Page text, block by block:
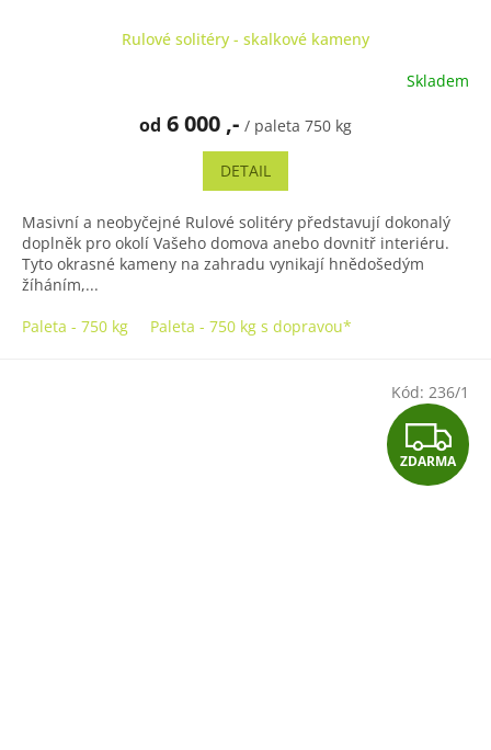
Rulové solitéry - skalkové kameny
hvězdiček.
Skladem
od 6 000 ,- / paleta 750 kg
DETAIL
Masivní a neobyčejné Rulové solitéry představují dokonalý
doplněk pro okolí Vašeho domova anebo dovnitř interiéru.
Tyto okrasné kameny na zahradu vynikají hnědošedým
žíháním,...
Paleta - 750 kg
Paleta - 750 kg s dopravou*
Z
D
ZDARMA
Kód: 236/1